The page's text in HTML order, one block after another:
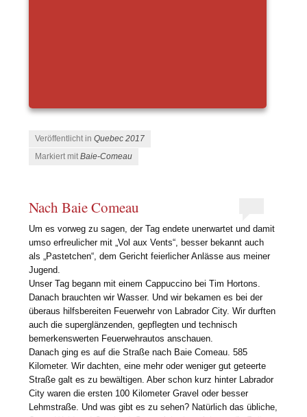
Veröffentlicht inQuebec 2017
Markiert mitBaie-Comeau
Nach Baie Comeau
Um es vorweg zu sagen, der Tag endete unerwartet und damit
umso erfreulicher mit „Vol aux Vents“, besser bekannt auch
als „Pastetchen“, dem Gericht feierlicher Anlässe aus meiner
Jugend.
Unser Tag begann mit einem Cappuccino bei Tim Hortons.
Danach brauchten wir Wasser. Und wir bekamen es bei der
überaus hilfsbereiten Feuerwehr von Labrador City. Wir durften
auch die superglänzenden, gepflegten und technisch
bemerkenswerten Feuerwehrautos anschauen.
Danach ging es auf die Straße nach Baie Comeau. 585
Kilometer. Wir dachten, eine mehr oder weniger gut geteerte
Straße galt es zu bewältigen. Aber schon kurz hinter Labrador
City waren die ersten 100 Kilometer Gravel oder besser
Lehmstraße. Und was gibt es zu sehen? Natürlich das übliche,